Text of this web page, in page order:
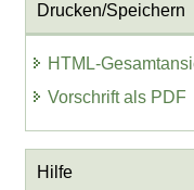
Drucken/Speichern
HTML-
Vorschrift als PDF
Hilfe